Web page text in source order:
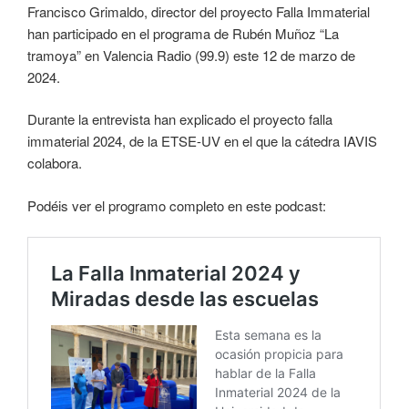
Francisco Grimaldo, director del proyecto Falla Immaterial
han participado en el programa de Rubén Muñoz “La
tramoya” en Valencia Radio (99.9) este 12 de marzo de
2024.
Durante la entrevista han explicado el proyecto falla
immaterial 2024, de la ETSE-UV en el que la cátedra IAVIS
colabora.
Podéis ver el programo completo en este podcast: